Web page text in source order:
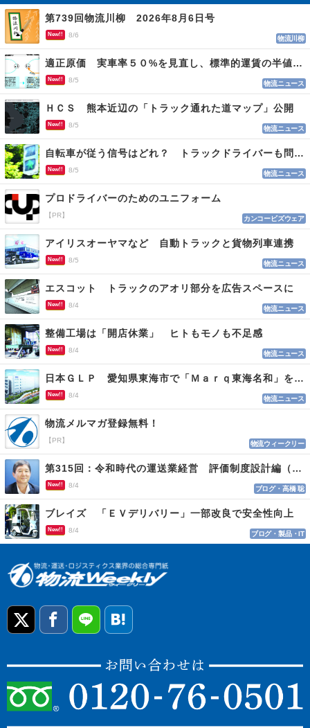
第739回物流川柳 2026年8月6日号
New!! 8/6 物流川柳
適正原価 実車率５０%を見直し、標準的運賃の半値の恐れも
New!! 8/5 物流ニュース
ＨＣＳ 熊本近辺の「トラック通れた道マップ」公開
New!! 8/5 物流ニュース
自転車が従う信号はどれ？ トラックドライバーも問われる認識
New!! 8/5 物流ニュース
プロドライバーのためのユニフォーム
【PR】 カンコービズウェア
アイリスオーヤマなど 自動トラックと貨物列車連携
New!! 8/5 物流ニュース
エスコット トラックのアオリ部分を広告スペースに
New!! 8/4 物流ニュース
整備工場は「開店休業」 ヒトもモノも不足感
New!! 8/4 物流ニュース
日本ＧＬＰ 愛知県東海市で「Ｍａｒｑ東海名和」を開発
New!! 8/4 物流ニュース
物流メルマガ登録無料！
【PR】 物流ウィークリー
第315回：令和時代の運送業経営 評価制度設計編（１１５）
New!! 8/4 ブログ・高橋 聡
ブレイズ 「ＥＶデリバリー」一部改良で安全性向上
New!! 8/4 ブログ・製品・IT